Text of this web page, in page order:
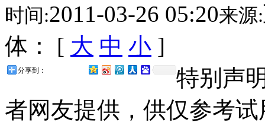
时间:2011-03-26 05:20来源:
体： [ 大 中 小 ]
分享到：
特别声
者网友提供，供仅参考